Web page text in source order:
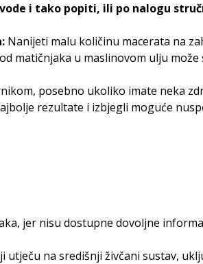
i tako popiti, ili po nalogu
Nanijeti malu količinu macerata na
matičnjaka u maslinovom ulju
posebno ukoliko imate neka
rezultate i izbjegli moguće
jer nisu dostupne dovoljne
na središnji živčani sustav,